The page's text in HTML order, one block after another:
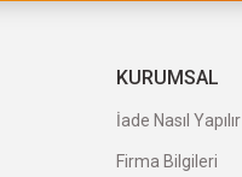
KURUMSAL
İade Nasıl Yapılır
Firma Bilgileri